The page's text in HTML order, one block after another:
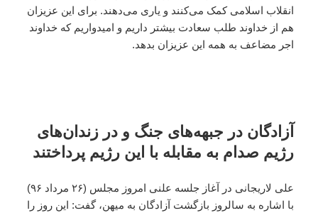
انقلاب اسلامی کمک می‌کنند و یاری می‌دهند. برای این عزیزان
هم از خداوند طلب سعادت بیشتر داریم و امیدواریم که خداوند
اجر مضاعف به همه این عزیزان بدهد.
آزادگان در جبهه‌های جنگ و در زندان‌های
رژیم صدام به مقابله با این رژیم پرداختند
علی لاریجانی در آغاز جلسه علنی امروز مجلس (۲۶ مرداد ۹۶)
با اشاره به سالروز بازگشت آزادگان به میهن، گفت: این روز را